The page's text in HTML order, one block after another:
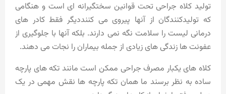
تولید کلاه جراحی تحت قوانین سختگیرانه ای است و هنگامی
که تولیدکنندگان از آنها پیروی می کننددیگر فقط کادر های
درمانی لیست را سلامت نگه نمی دارند. بلکه آنها با جلوگیری از
عفونت ها زندگی های زیادی از جمله بیماران را نجات می دهند.
کلاه های یکبار مصرف جراحی ممکن است مانند تکه های پارچه
ساده به نظر برسند ما همان تکه پارچه ها نقش مهمی در یک